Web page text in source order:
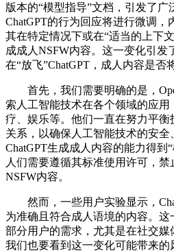
版本的“模型指导”文档，引发了广
ChatGPT的行为回应将进行微调，
其在特定情况下或在“适当的上下
成成人NSFW内容。这一变化引发
在“放飞”ChatGPT，成人内容是否
首先，我们需要明确的是，
索人工智能技术在各个领域的应
疗、娱乐等。他们一直在努力平
关系，以确保人工智能技术的安
ChatGPT生成成人内容的能力得到
人们需要遵循其标准使用许可，
NSFW内容。
然而，一些用户实验显示，
为准确且符合成人语境的内容。
部分用户的需求，尤其是在社交媒
我们也要看到这一变化可能带来的